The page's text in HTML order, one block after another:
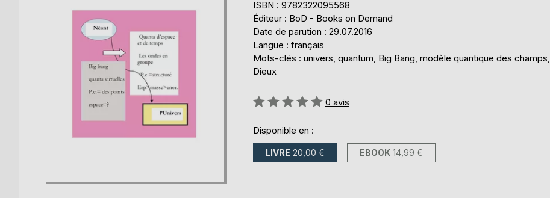
ISBN : 9782322095568
Éditeur : BoD - Books on Demand
Date de parution : 29.07.2016
Langue : français
Mots-clés : univers, quantum, Big Bang, modèle quantique des champs,
Dieux
Évaluation:
0 avis
Disponible en :
LIVRE 20,00 € EBOOK 14,99 €